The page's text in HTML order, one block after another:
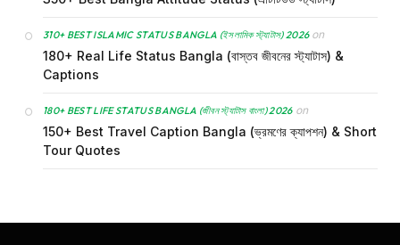
310+ BEST ISLAMIC STATUS BANGLA (ইসলামিক স্ট্যাটাস) 2026on
180+ Real Life Status Bangla (বাস্তব জীবনের স্ট্যাটাস) &
Captions
180+ BEST LIFE STATUS BANGLA (জীবন স্ট্যাটাস বাংলা) 2026on
150+ Best Travel Caption Bangla (ভ্রমণের ক্যাপশন) & Short
Tour Quotes